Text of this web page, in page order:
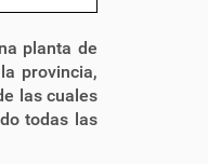
planta de
provincia,
las cuales
todas las